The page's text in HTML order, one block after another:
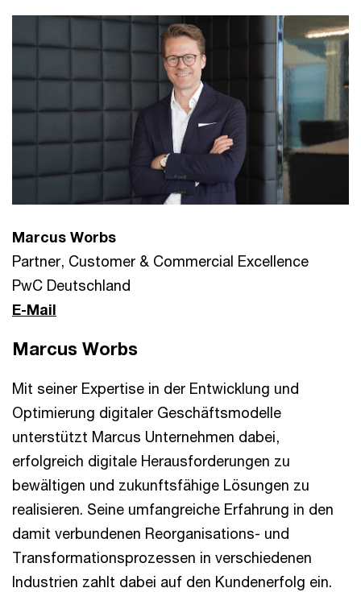
Marcus Worbs
Partner, Customer & Commercial Excellence
PwC Deutschland
E-Mail
Marcus Worbs
Mit seiner Expertise in der Entwicklung und
Optimierung digitaler Geschäftsmodelle
unterstützt Marcus Unternehmen dabei,
erfolgreich digitale Herausforderungen zu
bewältigen und zukunftsfähige Lösungen zu
realisieren. Seine umfangreiche Erfahrung in den
damit verbundenen Reorganisations- und
Transformationsprozessen in verschiedenen
Industrien zahlt dabei auf den Kundenerfolg ein.